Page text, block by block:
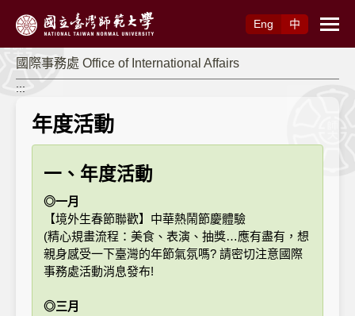
Eng
中
國際事務處 Office of International Affairs
:::
年度活動
一、年度活動
◎一月
【境外生春節聯歡】中華熱鬧節慶體驗
(精心規畫流程：美食、表演、抽獎…應有盡有，想
親身感受一下臺灣的年節氣氛嗎? 請密切注意國際
事務處活動消息發布!
◎三月